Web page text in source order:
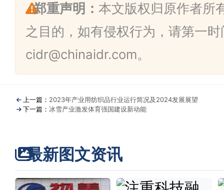
郑重声明： 本文版权归原作者所
之目的，如有侵权行为，请第一
cidr@chinaidr.com。
上一篇： 2023年产业用纺织品行业运行简况及2024发展展望
下一篇： 冰雪产业激发体育强国建设新动能
最新图文资讯